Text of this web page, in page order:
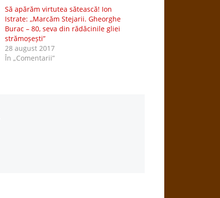
Să apărăm virtutea sătească! Ion
Istrate: ,,Marcăm Stejarii. Gheorghe
Burac – 80, seva din rădăcinile gliei
strămoșești”
28 august 2017
În „Comentarii”